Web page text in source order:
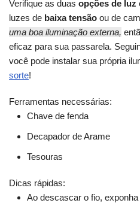
Verifique as duas opções de luz
luzes de baixa tensão ou de
uma boa iluminação externa,
eficaz para sua passarela.
você pode instalar sua própria
sorte!
Ferramentas necessárias:
Chave de fenda
Decapador de Arame
Tesouras
Dicas rápidas:
Ao descascar o fio,